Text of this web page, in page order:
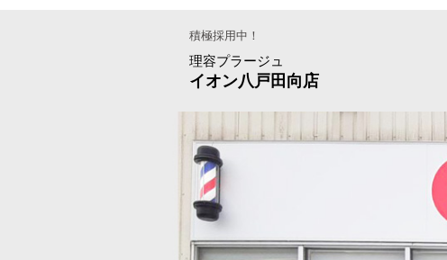
積極採用中！
理容プラージュ
イオン八戸田向店